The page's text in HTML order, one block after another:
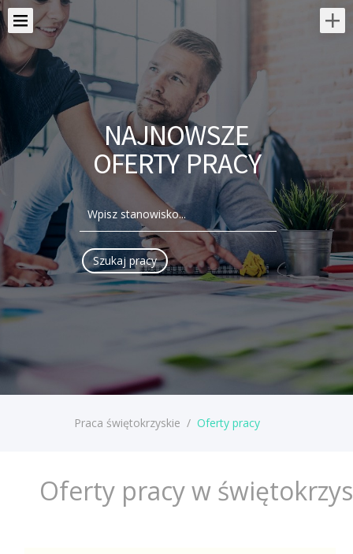
NAJNOWSZE
OFERTY PRACY
Praca świętokrzyskie / Oferty pracy
Oferty pracy w